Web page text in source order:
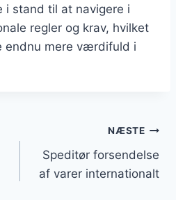
i stand til at navigere i
regler og krav, hvilket
endnu mere værdifuld i
NÆSTE
Speditør forsendelse
af varer internationalt